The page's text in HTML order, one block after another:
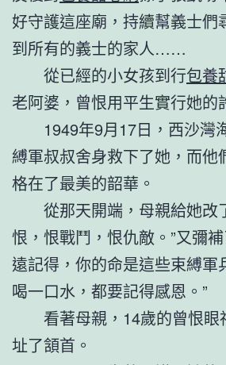
好守護這座廟，持續幫義士們
到所有的義士的家人……
從已經的小女孩到行包養
老阿婆，曾恨用平生實行她的
1949年9月17日，西沙灣
縛軍叔叔舍身救下了她，而他
格在了最美的韶華。
從那天開端，母親給她改
恨，恨戰鬥，恨仇敵。”又彌
遠記得，你的命是這些束縛軍
喝一口水，都要記得感恩。”
看著母親，14歲的曾恨
址了頷首。